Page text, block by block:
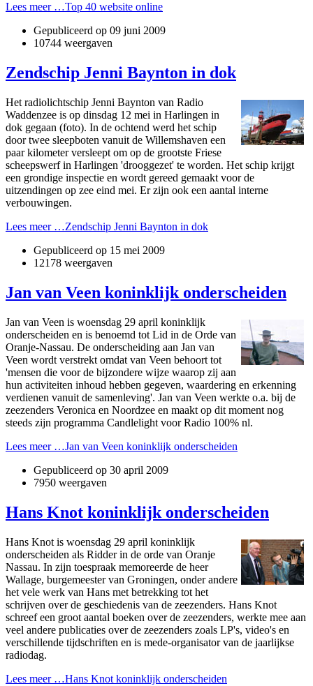
Lees meer …Top 40 website online
Gepubliceerd op 09 juni 2009
10744 weergaven
Zendschip Jenni Baynton in dok
Het radiolichtschip Jenni Baynton van Radio
Waddenzee is op dinsdag 12 mei in Harlingen in
dok gegaan (foto). In de ochtend werd het schip
door twee sleepboten vanuit de Willemshaven een
paar kilometer versleept om op de grootste Friese
scheepswerf in Harlingen 'drooggezet' te worden. Het schip krijgt
een grondige inspectie en wordt gereed gemaakt voor de
uitzendingen op zee eind mei. Er zijn ook een aantal interne
verbouwingen.
Lees meer …Zendschip Jenni Baynton in dok
Gepubliceerd op 15 mei 2009
12178 weergaven
Jan van Veen koninklijk onderscheiden
Jan van Veen is woensdag 29 april koninklijk
onderscheiden en is benoemd tot Lid in de Orde van
Oranje-Nassau. De onderscheiding aan Jan van
Veen wordt verstrekt omdat van Veen behoort tot
'mensen die voor de bijzondere wijze waarop zij aan
hun activiteiten inhoud hebben gegeven, waardering en erkenning
verdienen vanuit de samenleving'. Jan van Veen werkte o.a. bij de
zeezenders Veronica en Noordzee en maakt op dit moment nog
steeds zijn programma Candlelight voor Radio 100% nl.
Lees meer …Jan van Veen koninklijk onderscheiden
Gepubliceerd op 30 april 2009
7950 weergaven
Hans Knot koninklijk onderscheiden
Hans Knot is woensdag 29 april koninklijk
onderscheiden als Ridder in de orde van Oranje
Nassau. In zijn toespraak memoreerde de heer
Wallage, burgemeester van Groningen, onder andere
het vele werk van Hans met betrekking tot het
schrijven over de geschiedenis van de zeezenders. Hans Knot
schreef een groot aantal boeken over de zeezenders, werkte mee aan
veel andere publicaties over de zeezenders zoals LP's, video's en
verschillende tijdschriften en is mede-organisator van de jaarlijkse
radiodag.
Lees meer …Hans Knot koninklijk onderscheiden